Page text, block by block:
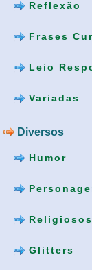
Reflexão
Frases
Leio
Variadas
Diversos
Humor
Religiosos
Glitters